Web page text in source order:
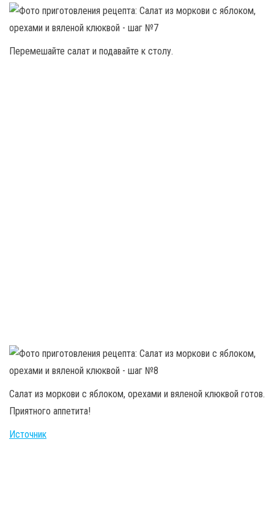
Перемешайте салат и подавайте к столу.
Салат из моркови с яблоком, орехами и вяленой клюквой готов.
Приятного аппетита!
Источник